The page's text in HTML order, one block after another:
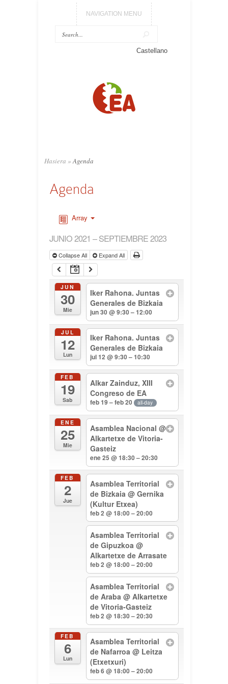
NAVIGATION MENU
Castellano
Hasiera » Agenda
Agenda
Array
JUNIO 2021 – SEPTIEMBRE 2023
Collapse All Expand All
JUN
30
Mie
Iker Rahona. Juntas
Generales de Bizkaia
jun 30 @ 9:30 – 12:00
JUL
12
Lun
Iker Rahona. Juntas
Generales de Bizkaia
jul 12 @ 9:30 – 10:30
FEB
19
Sab
Alkar Zainduz, XIII
Congreso de EA
feb 19 – feb 20 all-day
ENE
25
Mie
Asamblea Nacional@
Alkartetxe de Vitoria-
Gasteiz
ene 25 @ 18:30 – 20:30
FEB
2
Jue
Asamblea Territorial
de Bizkaia@ Gernika
(Kultur Etxea)
feb 2 @ 18:00 – 20:00
Asamblea Territorial
de Gipuzkoa@
Alkartetxe de Arrasate
feb 2 @ 18:00 – 20:00
Asamblea Territorial
de Araba@ Alkartetxe
de Vitoria-Gasteiz
feb 2 @ 18:30 – 20:30
FEB
6
Lun
Asamblea Territorial
de Nafarroa@ Leitza
(Etxetxuri)
feb 6 @ 18:00 – 20:00